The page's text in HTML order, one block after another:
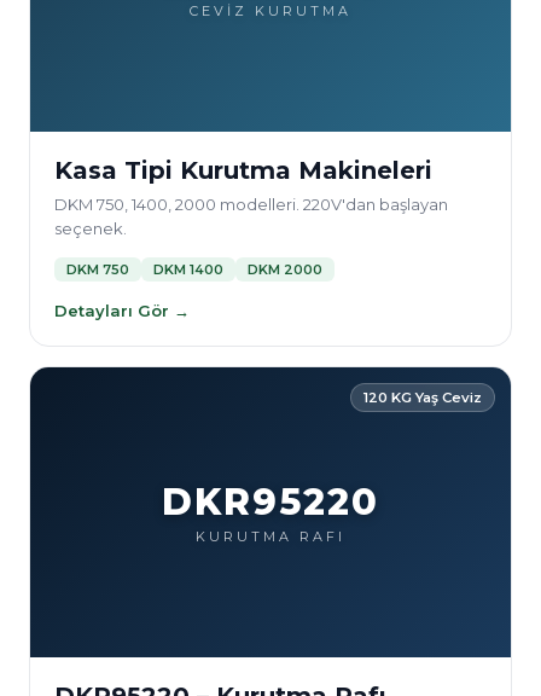
CEVİZ KURUTMA
Kasa Tipi Kurutma Makineleri
DKM 750, 1400, 2000 modelleri. 220V'dan başlayan
seçenek.
DKM 750 DKM 1400 DKM 2000
Detayları Gör →
120 KG Yaş Ceviz
DKR95220
KURUTMA RAFI